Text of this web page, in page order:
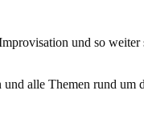
und so weiter
alle Themen rund um